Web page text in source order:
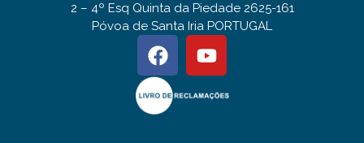
2 – 4º Esq Quinta da Piedade 2625-161
Póvoa de Santa Iria PORTUGAL